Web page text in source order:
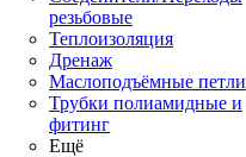
резьбовые
Теплоизоляция
Дренаж
Маслоподъёмные петли
Трубки полиамидные и
фитинг
Ещё